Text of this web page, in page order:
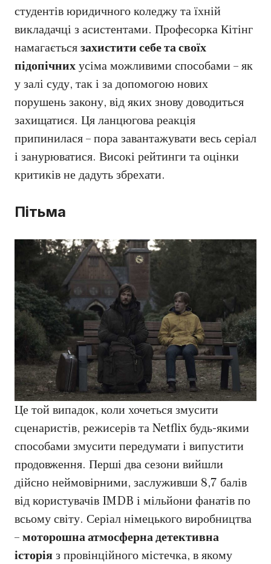
студентів юридичного коледжу та їхній
викладачці з асистентами. Професорка Кітінг
намагаєтьсязахистити себе та своїх
підопічнихусіма можливими способами – як
у залі суду, так і за допомогою нових
порушень закону, від яких знову доводиться
захищатися. Ця ланцюгова реакція
припинилася – пора завантажувати весь серіал
і занурюватися. Високі рейтинги та оцінки
критиків не дадуть збрехати.
Пітьма
Це той випадок, коли хочеться змусити
сценаристів, режисерів та Netflix будь-якими
способами змусити передумати і випустити
продовження. Перші два сезони вийшли
дійсно неймовірними, заслуживши 8,7 балів
від користувачів IMDB і мільйони фанатів по
всьому світу. Серіал німецького виробництва
–моторошна атмосферна детективна
історіяз провінційного містечка, в якому